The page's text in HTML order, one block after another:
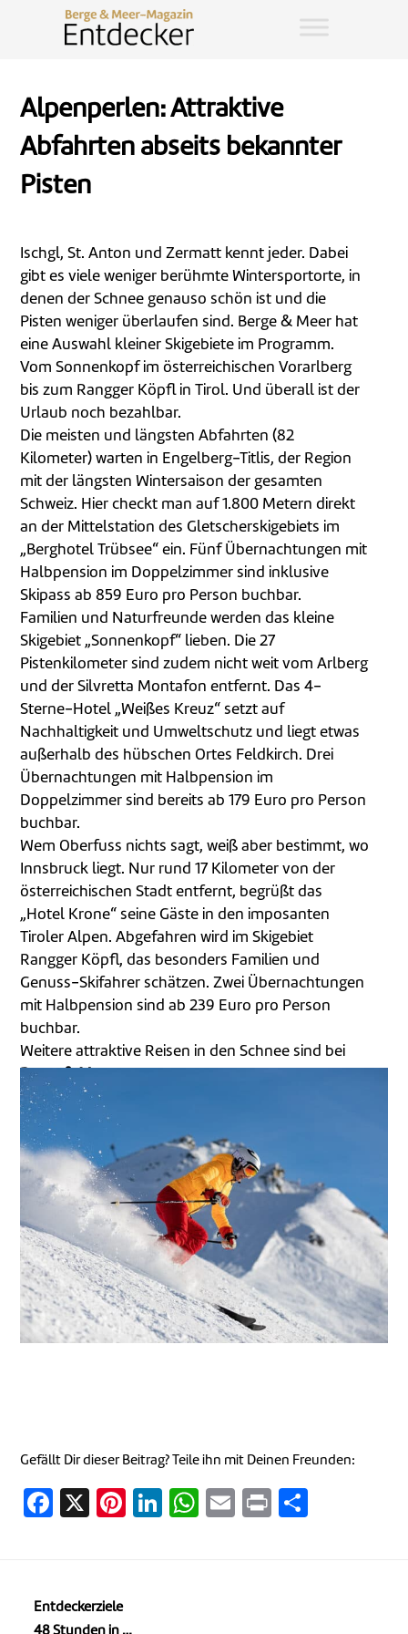
Alpenperlen: Attraktive
Abfahrten abseits bekannter
Pisten
Ischgl, St. Anton und Zermatt kennt jeder. Dabei
gibt es viele weniger berühmte Wintersportorte, in
denen der Schnee genauso schön ist und die
Pisten weniger überlaufen sind. Berge & Meer hat
eine Auswahl kleiner Skigebiete im Programm.
Vom Sonnenkopf im österreichischen Vorarlberg
bis zum Rangger Köpfl in Tirol. Und überall ist der
Urlaub noch bezahlbar.
Die meisten und längsten Abfahrten (82
Kilometer) warten in Engelberg-Titlis, der Region
mit der längsten Wintersaison der gesamten
Schweiz. Hier checkt man auf 1.800 Metern direkt
an der Mittelstation des Gletscherskigebiets im
„Berghotel Trübsee“ ein. Fünf Übernachtungen mit
Halbpension im Doppelzimmer sind inklusive
Skipass ab 859 Euro pro Person buchbar.
Familien und Naturfreunde werden das kleine
Skigebiet „Sonnenkopf“ lieben. Die 27
Pistenkilometer sind zudem nicht weit vom Arlberg
und der Silvretta Montafon entfernt. Das 4-
Sterne-Hotel „Weißes Kreuz“ setzt auf
Nachhaltigkeit und Umweltschutz und liegt etwas
außerhalb des hübschen Ortes Feldkirch. Drei
Übernachtungen mit Halbpension im
Doppelzimmer sind bereits ab 179 Euro pro Person
buchbar.
Wem Oberfuss nichts sagt, weiß aber bestimmt, wo
Innsbruck liegt. Nur rund 17 Kilometer von der
österreichischen Stadt entfernt, begrüßt das
„Hotel Krone“ seine Gäste in den imposanten
Tiroler Alpen. Abgefahren wird im Skigebiet
Rangger Köpfl, das besonders Familien und
Genuss-Skifahrer schätzen. Zwei Übernachtungen
mit Halbpension sind ab 239 Euro pro Person
buchbar.
Weitere attraktive Reisen in den Schnee sind bei
Berge & Meer
Gefällt Dir dieser Beitrag? Teile ihn mit Deinen Freunden:
Facebook
X Pinterest
LinkedIn
WhatsApp
EmailPrint
Entdeckerziele